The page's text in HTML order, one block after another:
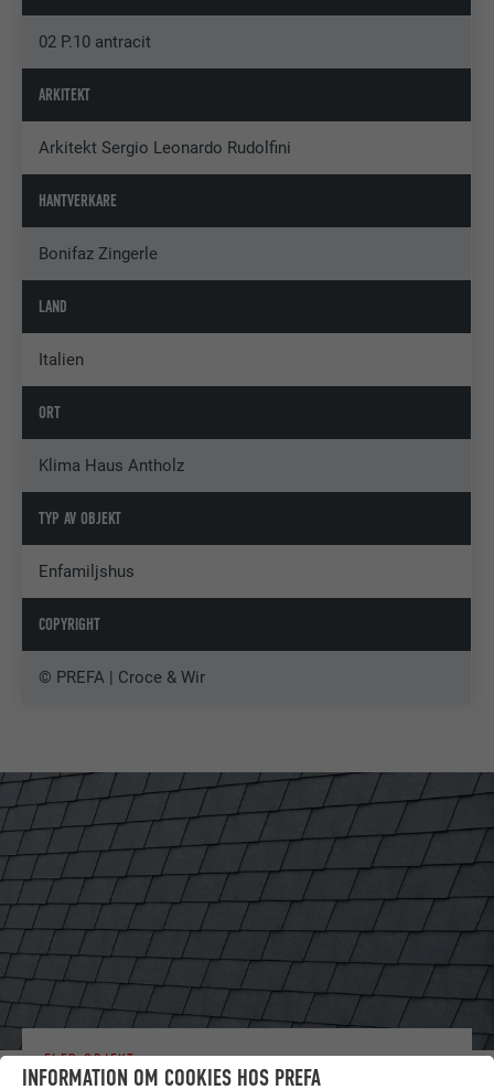
02 P.10 antracit
ARKITEKT
Arkitekt Sergio Leonardo Rudolfini
HANTVERKARE
Bonifaz Zingerle
LAND
Italien
ORT
Klima Haus Antholz
TYP AV OBJEKT
Enfamiljshus
COPYRIGHT
© PREFA | Croce & Wir
FLER OBJEKT
INFORMATION OM COOKIES HOS PREFA